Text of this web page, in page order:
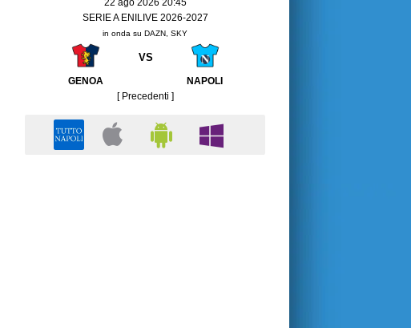
22 ago 2026 20:45
SERIE A ENILIVE 2026-2027
in onda su DAZN, SKY
VS
GENOA
NAPOLI
[ Precedenti ]